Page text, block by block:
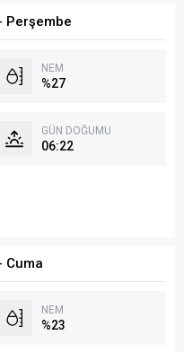
Perşembe
NEM
%27
GÜN DOĞUMU
06:22
Cuma
NEM
%23